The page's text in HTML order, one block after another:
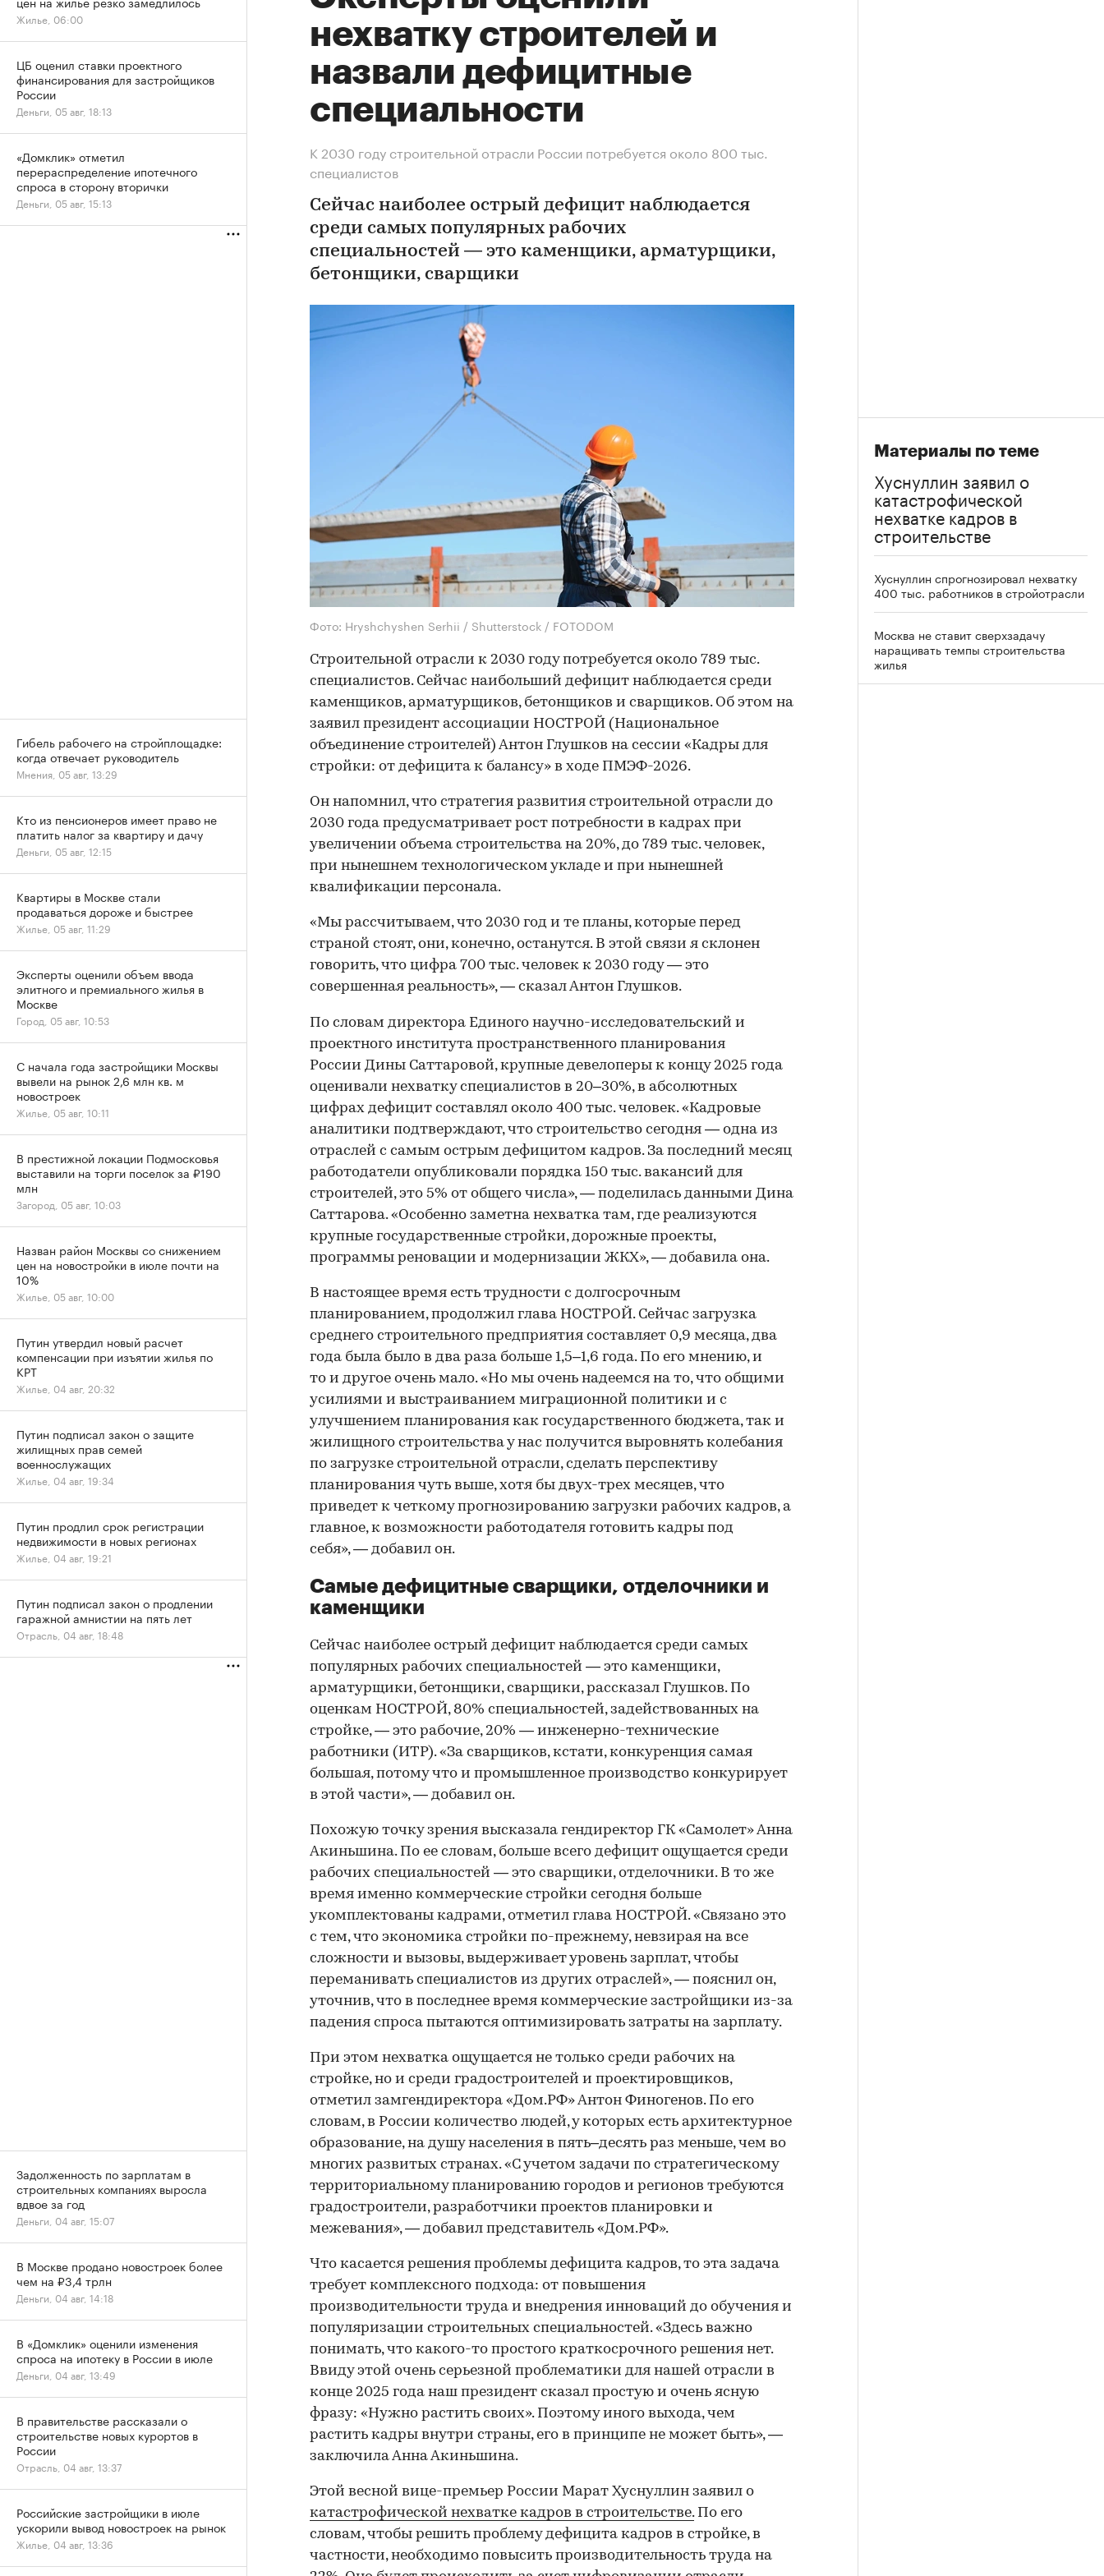
нехватку строителей и
назвали дефицитные
специальности
К 2030 году строительной отрасли России потребуется около 800 тыс.
специалистов
Сейчас наиболее острый дефицит наблюдается
среди самых популярных рабочих
специальностей — это каменщики, арматурщики,
бетонщики, сварщики
Фото: Hryshchyshen Serhii / Shutterstock / FOTODOM
Строительной отрасли к 2030 году потребуется около 789 тыс.
специалистов. Сейчас наибольший дефицит наблюдается среди
каменщиков, арматурщиков, бетонщиков и сварщиков. Об этом на
заявил президент ассоциации НОСТРОЙ (Национальное
объединение строителей) Антон Глушков на сессии «Кадры для
стройки: от дефицита к балансу» в ходе ПМЭФ-2026.
Он напомнил, что стратегия развития строительной отрасли до
2030 года предусматривает рост потребности в кадрах при
увеличении объема строительства на 20%, до 789 тыс. человек,
при нынешнем технологическом укладе и при нынешней
квалификации персонала.
«Мы рассчитываем, что 2030 год и те планы, которые перед
страной стоят, они, конечно, останутся. В этой связи я склонен
говорить, что цифра 700 тыс. человек к 2030 году — это
совершенная реальность», — сказал Антон Глушков.
00:00 / 00:00
По словам директора Единого научно-исследовательский и
проектного института пространственного планирования
России Дины Саттаровой, крупные девелоперы к концу 2025 года
оценивали нехватку специалистов в 20–30%, в абсолютных
цифрах дефицит составлял около 400 тыс. человек. «Кадровые
аналитики подтверждают, что строительство сегодня — одна из
отраслей с самым острым дефицитом кадров. За последний месяц
работодатели опубликовали порядка 150 тыс. вакансий для
строителей, это 5% от общего числа», — поделилась данными Дина
Саттарова. «Особенно заметна нехватка там, где реализуются
крупные государственные стройки, дорожные проекты,
программы реновации и модернизации ЖКХ», — добавила она.
В настоящее время есть трудности с долгосрочным
планированием, продолжил глава НОСТРОЙ. Сейчас загрузка
среднего строительного предприятия составляет 0,9 месяца, два
года была было в два раза больше 1,5–1,6 года. По его мнению, и
то и другое очень мало. «Но мы очень надеемся на то, что общими
усилиями и выстраиванием миграционной политики и с
улучшением планирования как государственного бюджета, так и
жилищного строительства у нас получится выровнять колебания
по загрузке строительной отрасли, сделать перспективу
планирования чуть выше, хотя бы двух-трех месяцев, что
приведет к четкому прогнозированию загрузки рабочих кадров, а
главное, к возможности работодателя готовить кадры под
себя», — добавил он.
Самые дефицитные сварщики, отделочники и
каменщики
Сейчас наиболее острый дефицит наблюдается среди самых
популярных рабочих специальностей — это каменщики,
арматурщики, бетонщики, сварщики, рассказал Глушков. По
оценкам НОСТРОЙ, 80% специальностей, задействованных на
стройке, — это рабочие, 20% — инженерно-технические
работники (ИТР). «За сварщиков, кстати, конкуренция самая
большая, потому что и промышленное производство конкурирует
в этой части», — добавил он.
Похожую точку зрения высказала гендиректор ГК «Самолет» Анна
Акиньшина. По ее словам, больше всего дефицит ощущается среди
рабочих специальностей — это сварщики, отделочники. В то же
время именно коммерческие стройки сегодня больше
укомплектованы кадрами, отметил глава НОСТРОЙ. «Связано это
с тем, что экономика стройки по-прежнему, невзирая на все
сложности и вызовы, выдерживает уровень зарплат, чтобы
переманивать специалистов из других отраслей», — пояснил он,
уточнив, что в последнее время коммерческие застройщики из-за
падения спроса пытаются оптимизировать затраты на зарплату.
При этом нехватка ощущается не только среди рабочих на
стройке, но и среди градостроителей и проектировщиков,
отметил замгендиректора «Дом.РФ» Антон Финогенов. По его
словам, в России количество людей, у которых есть архитектурное
образование, на душу населения в пять–десять раз меньше, чем во
многих развитых странах. «С учетом задачи по стратегическому
территориальному планированию городов и регионов требуются
градостроители, разработчики проектов планировки и
межевания», — добавил представитель «Дом.РФ».
Что касается решения проблемы дефицита кадров, то эта задача
требует комплексного подхода: от повышения
производительности труда и внедрения инноваций до обучения и
популяризации строительных специальностей. «Здесь важно
понимать, что какого-то простого краткосрочного решения нет.
Ввиду этой очень серьезной проблематики для нашей отрасли в
конце 2025 года наш президент сказал простую и очень ясную
фразу: «Нужно растить своих». Поэтому иного выхода, чем
растить кадры внутри страны, его в принципе не может быть», —
заключила Анна Акиньшина.
Этой весной вице-премьер России Марат Хуснуллин заявил о
катастрофической нехватке кадров в строительстве.По его
словам, чтобы решить проблему дефицита кадров в стройке, в
частности, необходимо повысить производительность труда на
Материалы по теме
Хуснуллин заявил о
катастрофической
нехватке кадров в
строительстве
Хуснуллин спрогнозировал нехватку
400 тыс. работников в стройотрасли
Москва не ставит сверхзадачу
наращивать темпы строительства
жилья
Жилье, 06:00
ЦБ оценил ставки проектного
финансирования для застройщиков
России
Деньги, 05 авг, 18:13
«Домклик» отметил
перераспределение ипотечного
спроса в сторону вторички
Деньги, 05 авг, 15:13
Гибель рабочего на стройплощадке:
когда отвечает руководитель
Мнения, 05 авг, 13:29
Кто из пенсионеров имеет право не
платить налог за квартиру и дачу
Деньги, 05 авг, 12:15
Квартиры в Москве стали
продаваться дороже и быстрее
Жилье, 05 авг, 11:29
Эксперты оценили объем ввода
элитного и премиального жилья в
Москве
Город, 05 авг, 10:53
С начала года застройщики Москвы
вывели на рынок 2,6 млн кв. м
новостроек
Жилье, 05 авг, 10:11
В престижной локации Подмосковья
выставили на торги поселок за ₽190
млн
Загород, 05 авг, 10:03
Назван район Москвы со снижением
цен на новостройки в июле почти на
10%
Жилье, 05 авг, 10:00
Путин утвердил новый расчет
компенсации при изъятии жилья по
КРТ
Жилье, 04 авг, 20:32
Путин подписал закон о защите
жилищных прав семей
военнослужащих
Жилье, 04 авг, 19:34
Путин продлил срок регистрации
недвижимости в новых регионах
Жилье, 04 авг, 19:21
Путин подписал закон о продлении
гаражной амнистии на пять лет
Отрасль, 04 авг, 18:48
Задолженность по зарплатам в
строительных компаниях выросла
вдвое за год
Деньги, 04 авг, 15:07
В Москве продано новостроек более
чем на ₽3,4 трлн
Деньги, 04 авг, 14:18
В «Домклик» оценили изменения
спроса на ипотеку в России в июле
Деньги, 04 авг, 13:49
В правительстве рассказали о
строительстве новых курортов в
России
Отрасль, 04 авг, 13:37
Российские застройщики в июле
ускорили вывод новостроек на рынок
Жилье, 04 авг, 13:36